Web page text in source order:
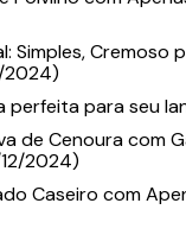
Simples, Cremoso
2024)
perfeita para seu
de Cenoura com
2024)
Caseiro com